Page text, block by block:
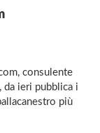
consulente
da ieri pubblica i
più